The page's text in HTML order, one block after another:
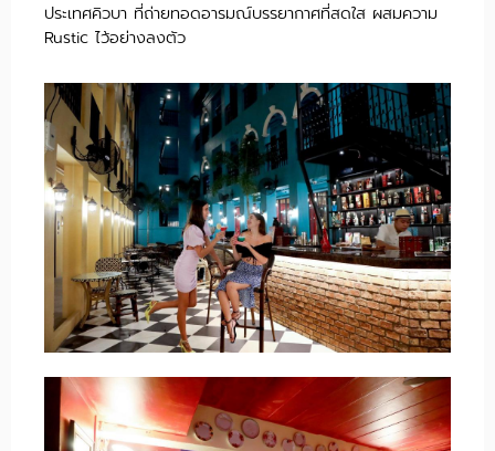
ประเทศคิวบา ที่ถ่ายทอดอารมณ์บรรยากาศที่สดใส ผสมความ
Rustic ไว้อย่างลงตัว